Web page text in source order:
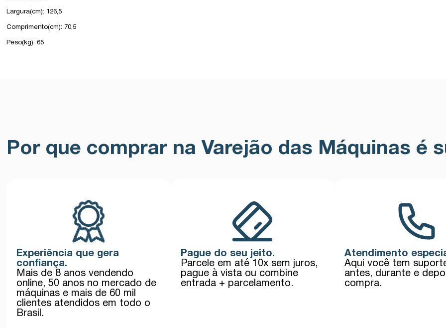
Largura(cm): 126,5
Comprimento(cm): 70,5
Peso(kg): 65
Por que comprar na Varejão das Máquinas é
Experiência que gera
confiança.
Mais de 8 anos vendendo
online, 50 anos no mercado de
máquinas e mais de 60 mil
clientes atendidos em todo o
Brasil.
Pague do seu jeito.
Parcele em até 10x sem juros,
pague à vista ou combine
entrada + parcelamento.
Atendimento
Aqui você tem
antes, durante e
compra.